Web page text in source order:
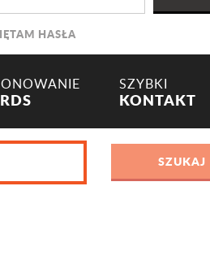
HASŁA
SZYBKI
KONTAKT